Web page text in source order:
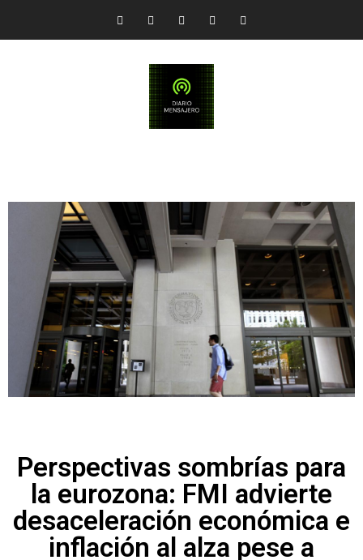
Perspectivas sombrías para
la eurozona: FMI advierte
desaceleración económica e
inflación al alza pese a